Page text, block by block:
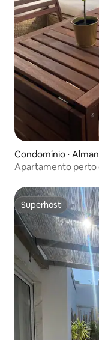
Condomínio ⋅
Apartamento perto
Superhost
Superhost